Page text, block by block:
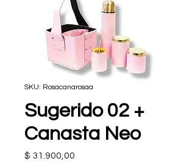
SKU: Rosacanarosaa
Sugerido 02 +
Canasta Neo
$ 31.900,00